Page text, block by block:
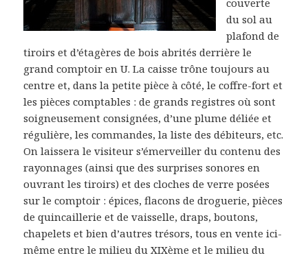
couverte
du sol au
plafond de
tiroirs et d’étagères de bois abrités derrière le
grand comptoir en U. La caisse trône toujours au
centre et, dans la petite pièce à côté, le coffre-fort et
les pièces comptables : de grands registres où sont
soigneusement consignées, d’une plume déliée et
régulière, les commandes, la liste des débiteurs, etc.
On laissera le visiteur s’émerveiller du contenu des
rayonnages (ainsi que des surprises sonores en
ouvrant les tiroirs) et des cloches de verre posées
sur le comptoir : épices, flacons de droguerie, pièces
de quincaillerie et de vaisselle, draps, boutons,
chapelets et bien d’autres trésors, tous en vente ici-
même entre le milieu du XIXème et le milieu du